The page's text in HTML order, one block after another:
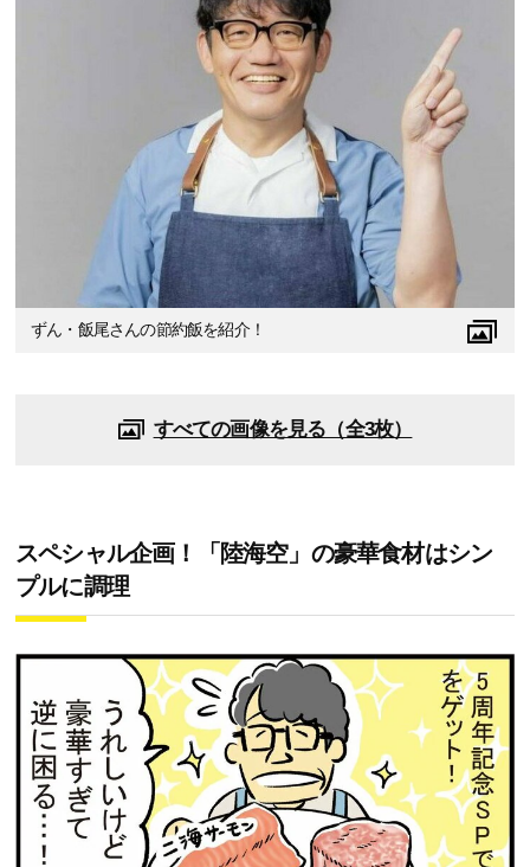
ずん・飯尾さんの節約飯を紹介！
すべての画像を見る（全3枚）
スペシャル企画！「陸海空」の豪華食材はシン
プルに調理